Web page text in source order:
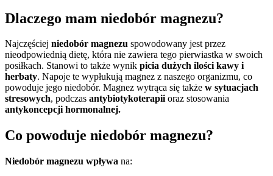
Dlaczego mam niedobór magnezu?
Najczęściej niedobór magnezu spowodowany jest przez
nieodpowiednią dietę, która nie zawiera tego pierwiastka w swoich
posiłkach. Stanowi to także wynik picia dużych ilości kawy i
herbaty. Napoje te wypłukują magnez z naszego organizmu, co
powoduje jego niedobór. Magnez wytrąca się także w sytuacjach
stresowych, podczas antybiotykoterapiioraz stosowania
antykoncepcji hormonalnej.
Co powoduje niedobór magnezu?
Niedobór magnezu wpływa na: